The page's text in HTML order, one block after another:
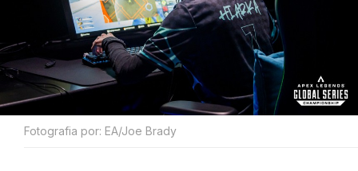
Fotografia por: EA/Joe Brady